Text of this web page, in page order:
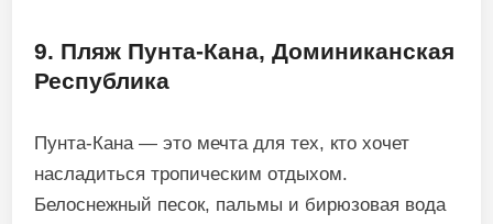
9. Пляж Пунта-Кана, Доминиканская
Республика
Пунта-Кана — это мечта для тех, кто хочет
насладиться тропическим отдыхом.
Белоснежный песок, пальмы и бирюзовая вода